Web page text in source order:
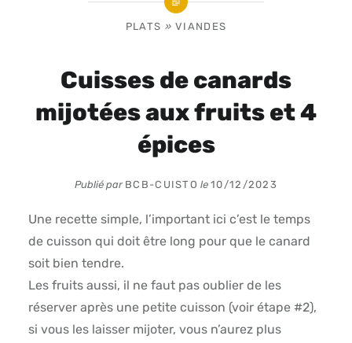
PLATS »VIANDES
Cuisses de canards
mijotées aux fruits et 4
épices
Publié par BCB-CUISTO le 10/12/2023
Une recette simple, l’important ici c’est le temps
de cuisson qui doit être long pour que le canard
soit bien tendre.
Les fruits aussi, il ne faut pas oublier de les
réserver après une petite cuisson (voir étape #2),
si vous les laisser mijoter, vous n’aurez plus